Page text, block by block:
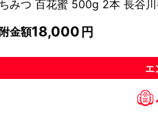
みつ 百花蜜 500g 2本 長谷
金額18,000
エ